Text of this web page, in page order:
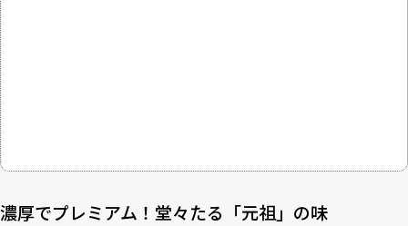
濃厚でプレミアム！堂々たる「元祖」の味